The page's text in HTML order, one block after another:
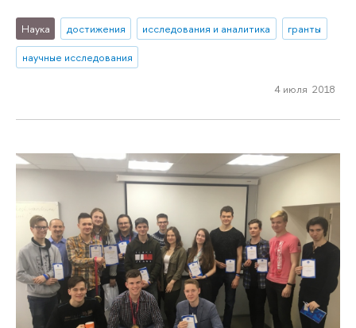
Наука достижения исследования и аналитика
гранты
научные исследования
4 июля 2018